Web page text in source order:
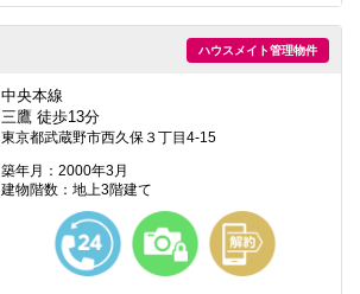
ハウスメイト管理物件
中央本線
三鷹 徒歩13分
東京都武蔵野市西久保３丁目4-15
築年月：2000年3月
建物階数：地上3階建て